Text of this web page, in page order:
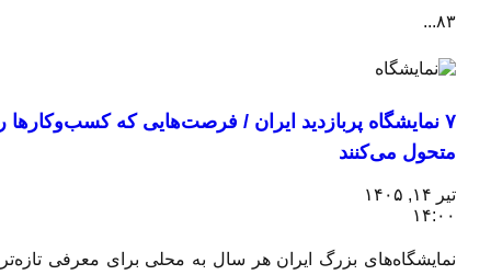
۷ نمایشگاه پربازدید ایران / فرصت‌هایی که کسب‌وکارها را
متحول می‌کنند
۱۴:۰۰
نمایشگاه‌های بزرگ ایران هر سال به محلی برای معرفی تازه‌ترین